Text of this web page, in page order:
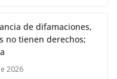
de difamaciones,
no tienen derechos;
2026